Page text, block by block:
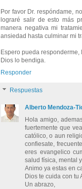
Por favor Dr. respóndame,
lograré salir de esto más
manera negativa mi
ansiedad hasta culminar mi
Espero pueda
Dios lo bendiga.
Responder
Respuestas
Alberto Mendoza-
Hola amigo,
fuertemente que
católico, o aun
confiesate,
eres evangelico
salud física, mental
Animo ya estas en
Dios te cuida con tu
Un abrazo,